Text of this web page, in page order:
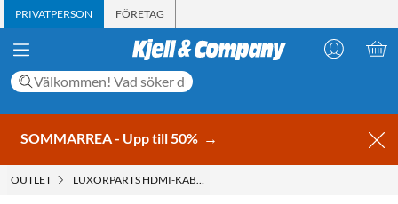
PRIVATPERSON FÖRETAG
SOMMARREA - Upp till 50% →
OUTLET LUXORPARTS HDMI-KABEL MED STÖD FÖR 4K/60 HZ 3 M